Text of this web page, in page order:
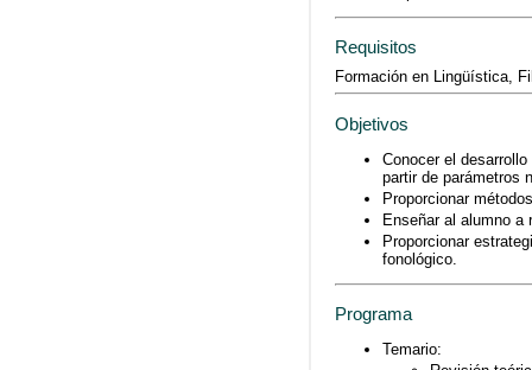
Requisitos
Formación en Lingüística,
Objetivos
Conocer el
partir de parámetros
Proporcionar
Enseñar al alumno a
Proporcionar
fonológico.
Programa
Temario: